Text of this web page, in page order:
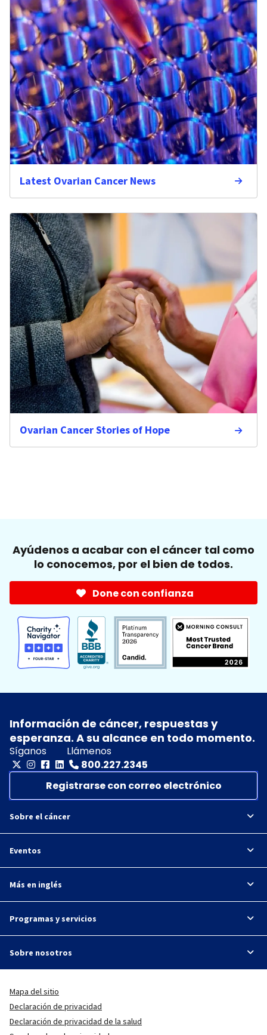
Latest Ovarian Cancer News
Ovarian Cancer Stories of Hope
Ayúdenos a acabar con el cáncer tal como
lo conocemos, por el bien de todos.
Done con confianza
Información de cáncer, respuestas y
esperanza. A su alcance en todo momento.
Síganos
Llámenos
800.227.2345
Registrarse con correo electrónico
Sobre el cáncer
Eventos
Más en inglés
Programas y servicios
Sobre nosotros
Mapa del sitio
Declaración de privacidad
Declaración de privacidad de la salud